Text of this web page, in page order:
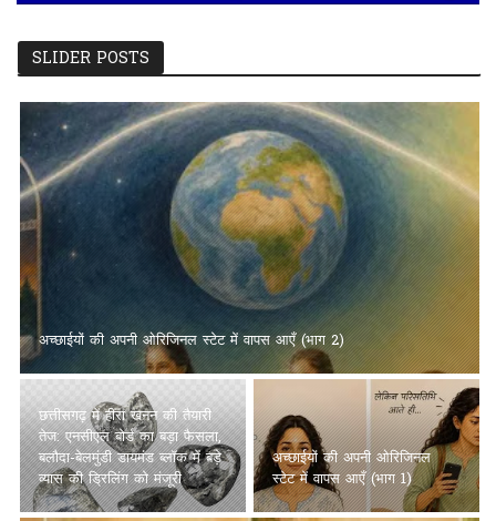
SLIDER POSTS
छत्तीसगढ़ में हीरा खनन की तैयारी तेज: एनसीएल बोर्ड का बड़ा फैसला, बलौदा-
बेलमुंडी डायमंड ब्लॉक में बड़े व्यास की ड्रिलिंग को मंजूरी
अच्छाईयों की अपनी ओरिजिनल
स्टेट में वापस आएँ (भाग 1)
सुबह के समय की क्वॉलिटी को चेक
करें